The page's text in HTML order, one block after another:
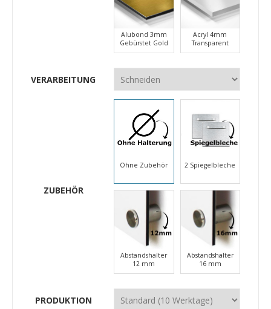
Alubond 3mm
Gebürstet Gold
Acryl 4mm
Transparent
VERARBEITUNG
ZUBEHÖR
Ohne Zubehör 2 Spiegelbleche
Abstandshalter
12 mm
Abstandshalter
16 mm
PRODUKTION